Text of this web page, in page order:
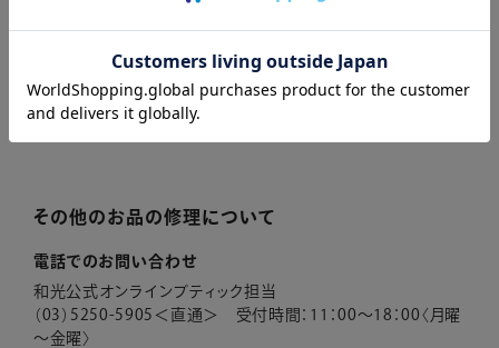
ご来店いただく場合
和光本店１階 時計修理サービスまでお持ちください。
営業時間：11：00～19：00 年中無休（年末年始を除く）
店舗のご案内
その他のお品の修理について
電話でのお問い合わせ
和光公式オンラインブティック担当
（03）5250-5905＜直通＞ 受付時間：11：00～18：00〈月曜
～金曜〉